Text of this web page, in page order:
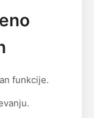
funkcije.